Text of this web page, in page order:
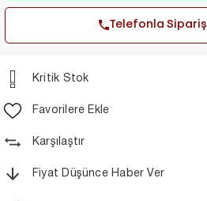
Telefonla Sipariş
Kritik Stok
Favorilere Ekle
Karşılaştır
Fiyat Düşünce Haber Ver